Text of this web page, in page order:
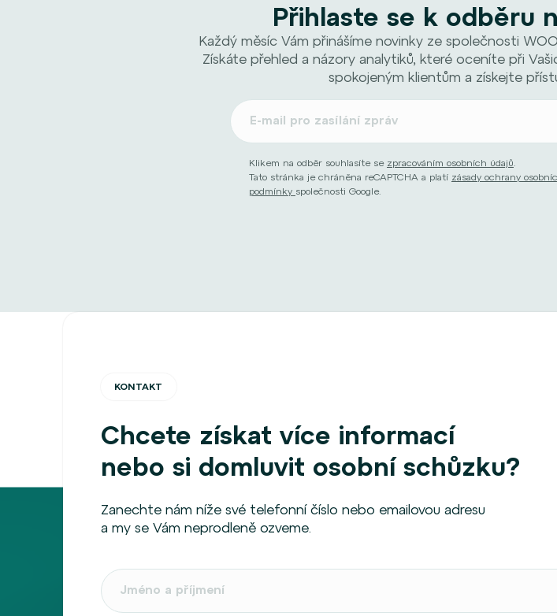
Přihlaste se k odběru
Každý měsíc Vám přinášíme novinky ze společnosti
Získáte přehled a názory analytiků, které oceníte při
spokojeným klientům a získejte
Klikem na odběr souhlasíte se zpracováním osobních údajů.
Tato stránka je chráněna reCAPTCHA a platí zásady ochrany
podmínky společnosti Google.
KONTAKT
Chcete získat více informací
nebo si domluvit osobní schůzku?
Zanechte nám níže své telefonní číslo nebo emailovou adresu
a my se Vám neprodleně ozveme.